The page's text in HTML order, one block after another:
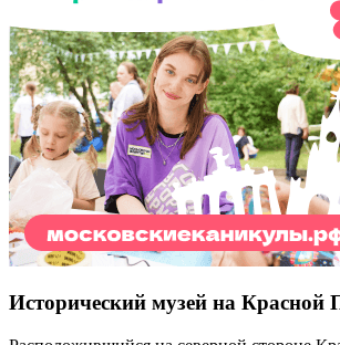
Исторический музей на Красной